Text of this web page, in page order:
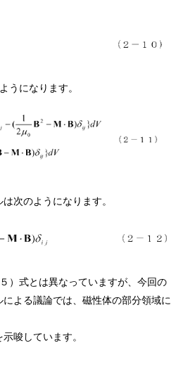
うになります。
次のようになります。
）式とは異なっていますが、今回の
よる議論では、磁性体の部分領域に
唆しています。